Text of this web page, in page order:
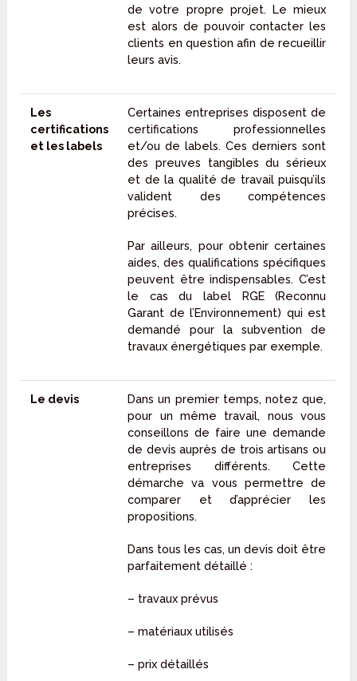
de votre propre projet. Le mieux
est alors de pouvoir contacter les
clients en question afin de recueillir
leurs avis.
Les
certifications
et les labels
Certaines entreprises disposent de
certifications professionnelles
et/ou de labels. Ces derniers sont
des preuves tangibles du sérieux
et de la qualité de travail puisqu’ils
valident des compétences
précises.
Par ailleurs, pour obtenir certaines
aides, des qualifications spécifiques
peuvent être indispensables. C’est
le cas du label RGE (Reconnu
Garant de l’Environnement) qui est
demandé pour la subvention de
travaux énergétiques par exemple.
Le devis
Dans un premier temps, notez que,
pour un même travail, nous vous
conseillons de faire une demande
de devis auprès de trois artisans ou
entreprises différents. Cette
démarche va vous permettre de
comparer et d’apprécier les
propositions.
Dans tous les cas, un devis doit être
parfaitement détaillé :
– travaux prévus
– matériaux utilisés
– prix détaillés